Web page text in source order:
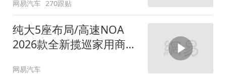
网易汽车 270跟贴
纯大5座布局/高速NOA
2026款全新揽巡家用商务
网易汽车